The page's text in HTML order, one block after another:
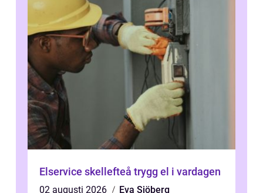
Elservice skellefteå trygg el i vardagen
02 augusti 2026 Eva Sjöberg